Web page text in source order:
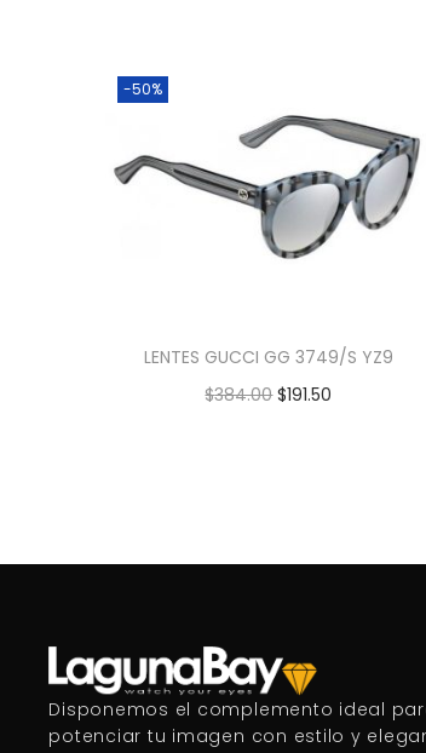
-50%
LENTES GUCCI GG 3749/S YZ9
$384.00 $191.50
Disponemos el complemento ideal
potenciar tu imagen con estilo y